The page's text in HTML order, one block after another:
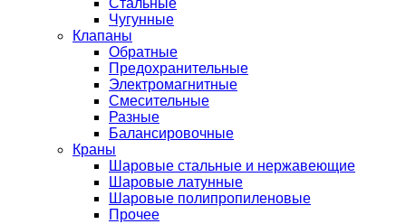
Стальные
Чугунные
Клапаны
Обратные
Предохранительные
Электромагнитные
Смесительные
Разные
Балансировочные
Краны
Шаровые стальные и нержавеющие
Шаровые латунные
Шаровые полипропиленовые
Прочее